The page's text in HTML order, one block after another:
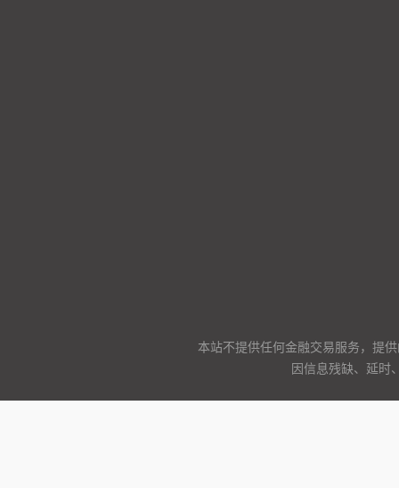
本站不提供任何金融交易服务，提
因信息残缺、延时